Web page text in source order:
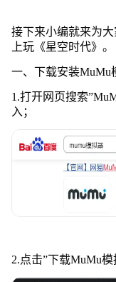
接下来小编就来为
上玩《星空时代》。
一、下载安装MuMu
1.打开网页搜索
入；
2.点击”下载MuMu模